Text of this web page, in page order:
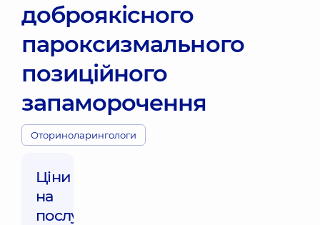
доброякісного
пароксизмального
позиційного
запаморочення
Оториноларингологи
Ціни
на
послуги: